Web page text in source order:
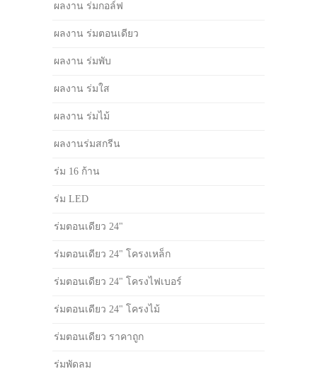
ผลงาน ร่มกอล์ฟ
ผลงาน ร่มตอนเดียว
ผลงาน ร่มพับ
ผลงาน ร่มใส
ผลงาน ร่มไม้
ผลงานร่มสกรีน
ร่ม 16 ก้าน
ร่ม LED
ร่มตอนเดียว 24"
ร่มตอนเดียว 24" โครงเหล็ก
ร่มตอนเดียว 24" โครงไฟเบอร์
ร่มตอนเดียว 24" โครงไม้
ร่มตอนเดียว ราคาถูก
ร่มพัดลม